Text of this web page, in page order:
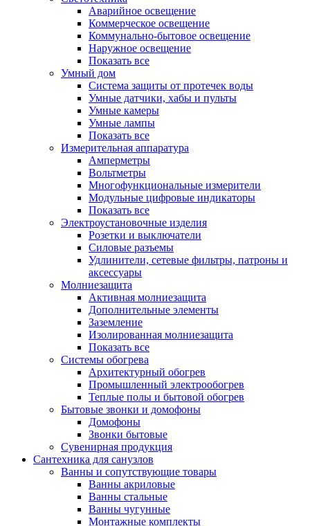
Аварийное освещение
Коммерческое освещение
Коммунально-бытовое освещение
Наружное освещение
Показать все
Умный дом
Система защиты от протечек воды
Умные датчики, хабы и пульты
Умные камеры
Умные лампы
Показать все
Измерительная аппаратура
Амперметры
Вольтметры
Многофункциональные измерители
Модульные цифровые индикаторы
Показать все
Электроустановочные изделия
Розетки и выключатели
Силовые разъемы
Удлинители, сетевые фильтры, патроны и
аксессуары
Молниезащита
Активная молниезащита
Дополнительные элементы
Заземление
Изолированная молниезащита
Показать все
Системы обогрева
Архитектурный обогрев
Промышленный электрообогрев
Теплые полы и бытовой обогрев
Бытовые звонки и домофоны
Домофоны
Звонки бытовые
Сувенирная продукция
Сантехника для санузлов
Ванны и сопутствующие товары
Ванны акриловые
Ванны стальные
Ванны чугунные
Монтажные комплекты